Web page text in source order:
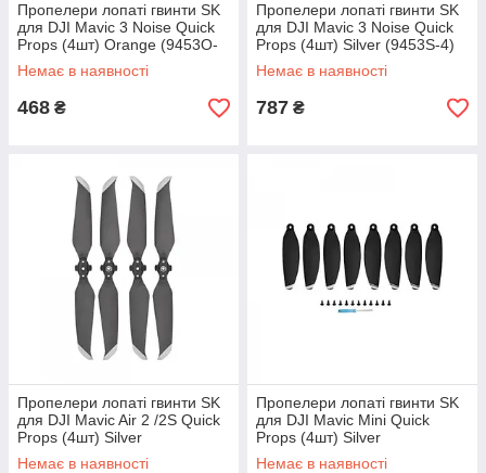
Пропелери лопаті гвинти SK
для DJI Mavic 3 Noise Quick
Props (4шт) Orange (9453O-
4)
Немає в наявності
468 ₴
Пропелери лопаті гвинти SK
для DJI Mavic 3 Noise Quick
Props (4шт) Silver (9453S-4)
Немає в наявності
787 ₴
Пропелери лопаті гвинти SK
для DJI Mavic Air 2 /2S Quick
Props (4шт) Silver
(4001039590186S)
Немає в наявності
Пропелери лопаті гвинти SK
для DJI Mavic Mini Quick
Props (4шт) Silver
(1005002954601448S)
Немає в наявності